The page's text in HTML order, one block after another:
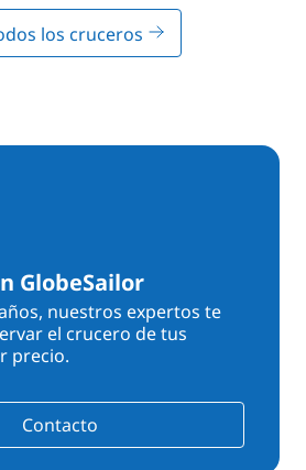
los cruceros
GlobeSailor
nuestros expertos te
el crucero de tus
precio.
Contacto